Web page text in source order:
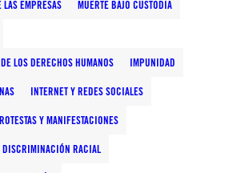
EMPRESAS MUERTE BAJO CUSTODIA
LOS DERECHOS HUMANOS IMPUNIDAD
INTERNET Y REDES SOCIALES
Y MANIFESTACIONES
DISCRIMINACIÓN RACIAL